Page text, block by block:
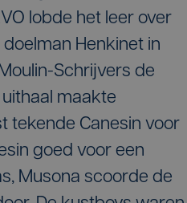
lobde het leer over
Henkinet in
Schrijvers de
maakte
tekende Canesin voor
goed voor een
Musona scoorde de